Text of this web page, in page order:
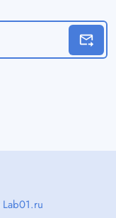
forward_to_inbox
Lab01.ru